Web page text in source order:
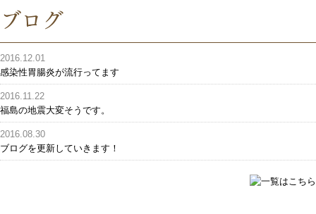
ブログ
2016.12.01
感染性胃腸炎が流行ってます
2016.11.22
福島の地震大変そうです。
2016.08.30
ブログを更新していきます！